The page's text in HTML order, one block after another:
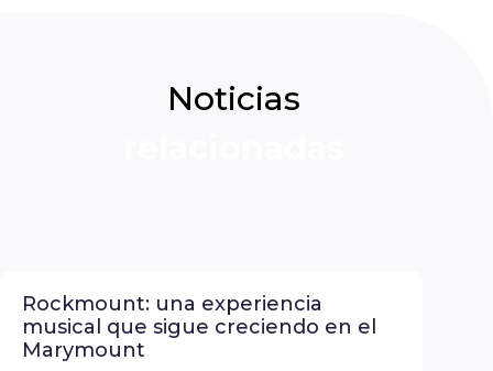
Noticias
Rockmount: una experiencia
musical que sigue creciendo en el
Marymount